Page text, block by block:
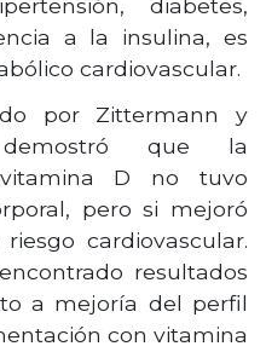
diabetes,
a la insulina, es
cardiovascular.
por Zittermann y
demostró que la
D no tuvo
pero si mejoró
cardiovascular.
resultados
a mejoría del perfil
con vitamina